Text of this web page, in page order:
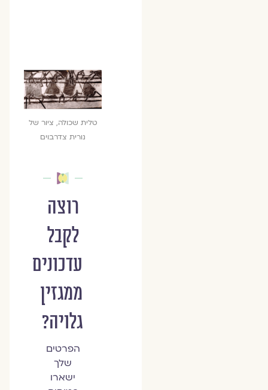
טלית שכולה, ציור של
נורית צדרבוים
רוצה
לקבל
עדכונים
ממגזין
גלויה?
הפרטים
שלך
ישארו